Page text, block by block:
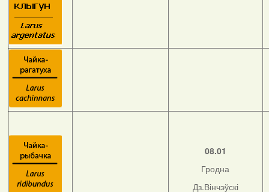
08.01
Гродна
Дз.Вінчэўскі